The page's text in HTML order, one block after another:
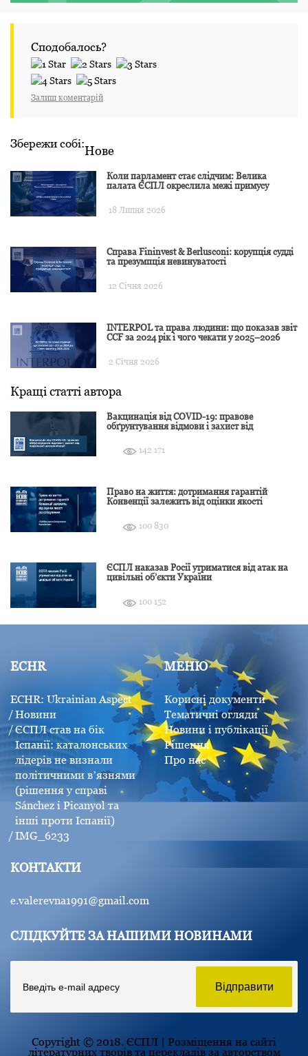
Сподобалось?
Залиш коментарій
Збережи собі:Нове
Коли парламент стає слідчим: Велика
палата ЄСПЛ окреслила межі примусу
18 Липня 2026
Справа Fininvest & Berlusconi: корупція судді
та презумпція невинуватості
12 Січня 2026
INTERPOL та права людини: що показав звіт
CCF за 2024 рік і чого чекати у 2025–2026
2 Січня 2026
Кращі статті автора
Вакцинація від COVID-19: правове
обґрунтування відмови і захист від
142 171
Право на життя: дотримання гарантій
Конвенції залежить від оцінки якості
100 830
ЄСПЛ наказав Росії утриматися від атак на
цивільні об’єкти України
100 152
ECHR
ECHR: Ukrainian Aspect
Новини
ЄСПЛ став на бік
Іспанії: каталонських
лідерів не визнали
політичними вʼязнями
(рішення у справі
Sánchez i Picanyol та
інші проти Іспанії)
IMG_6233
МЕНЮ
Корисні документи
Тематичні огляди
Новини і публікації
Рішення
Про нас
КОНТАКТИ
e.valerevna1991@gmail.com
СЛІДКУЙТЕ ЗА НАШИМИ НОВИНАМИ
Copyright © 2018. ЄСПЛ | Розміщення на сайті
літературних творів та перекладів за авторством